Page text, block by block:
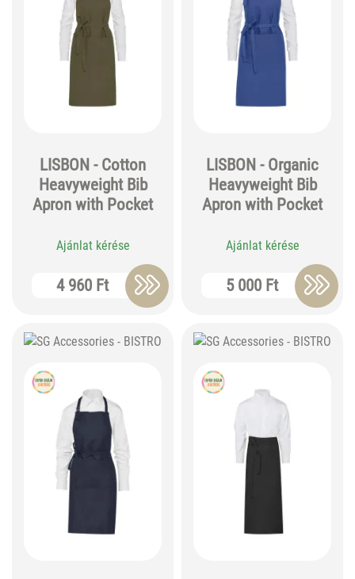
LISBON - Cotton
Heavyweight Bib
Apron with Pocket
Ajánlat kérése
4 960 Ft
LISBON - Organic
Heavyweight Bib
Apron with Pocket
Ajánlat kérése
5 000 Ft